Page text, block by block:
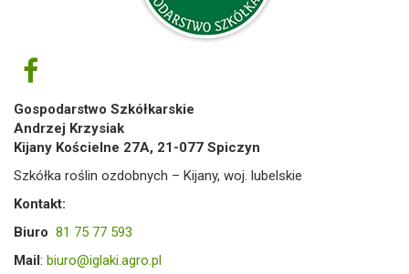
Gospodarstwo Szkółkarskie
Andrzej Krzysiak
Kijany Kościelne 27A, 21-077 Spiczyn
Szkółka roślin ozdobnych – Kijany, woj. lubelskie
Kontakt:
Biuro 81 75 77 593
Mail: biuro@iglaki.agro.pl